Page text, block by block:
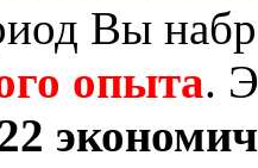
Вы
опыта.